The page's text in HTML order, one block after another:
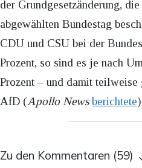
der Grundgesetzänderung,
abgewählten Bundestag
CDU und CSU bei der
Prozent, so sind es je nach
Prozent – und damit
AfD (Apollo News berichtete
Zu den Kommentaren (59)